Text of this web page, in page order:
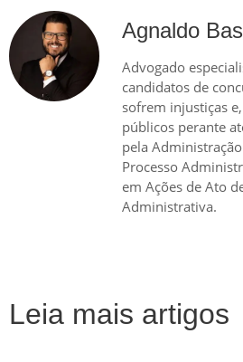
Agnaldo
Advogado
candidatos de
sofrem injustiças
públicos perante
pela
Processo
em Ações de Ato
Administrativa.
Leia mais artigos